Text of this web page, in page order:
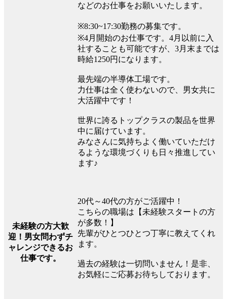
などのお仕事をお願いいたします。
※8:30~17:30勤務の募集です。
※4月開始のお仕事です。4月以前に入
社することも可能ですが、3月末までは
時給1250円になります。
最先端の半導体工場です。
力仕事は全く使わないので、男女共に
大活躍中です！
世界に誇るトップクラスの製品を世界
中に届けています。
みなさんに気持ちよく働いていただけ
るような環境づくりも日々推進してい
ます♪
未経験の方大歓
迎！男女問わずチ
ャレンジできるお
仕事です。
20代～40代の方がご活躍中！
こちらの職場は【未経験スタートの方
が多数！】
先輩がひとつひとつ丁寧に教えてくれ
ます。
過去の経験は一切問いません！是非、
お気軽にご応募お待ちしております。